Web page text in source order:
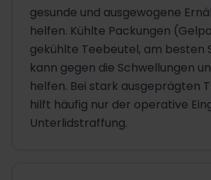
gesunde und ausgewogene
helfen. Kühlte Packungen
gekühlte Teebeutel, am besten
kann gegen die Schwellungen
helfen. Bei stark ausgeprägten
hilft häufig nur der operative
Unterlidstraffung.